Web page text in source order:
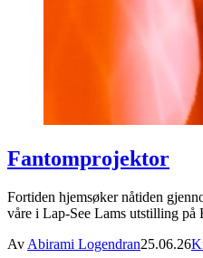
Fantomprojektor
Fortiden hjemsøker nåtiden
våre i Lap-See Lams utstilling på
Av Abirami Logendran25.06.26